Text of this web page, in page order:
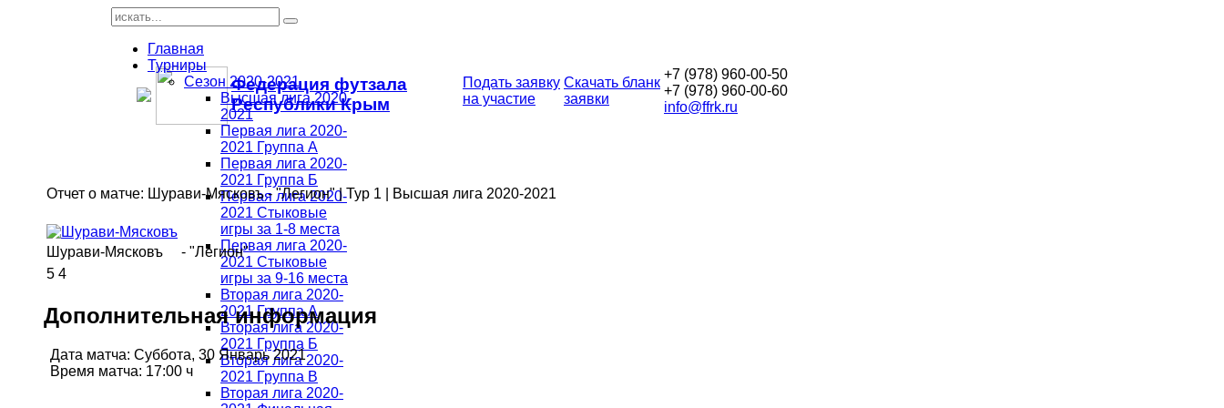
Главная
Турниры
Сезон 2020-2021
Высшая лига 2020-
2021
Первая лига 2020-
2021 Группа А
Первая лига 2020-
2021 Группа Б
Первая лига 2020-
2021 Стыковые
игры за 1-8 места
Первая лига 2020-
2021 Стыковые
игры за 9-16 места
Вторая лига 2020-
2021 Группа А
Вторая лига 2020-
2021 Группа Б
Вторая лига 2020-
2021 Группа В
Вторая лига 2020-
Федерация футзала
Республики Крым
Подать заявку
на участие
Скачать бланк
заявки
+7 (978) 960-00-50
+7 (978) 960-00-60
info@ffrk.ru
Отчет о матче: Шурави-Мясковъ - "Легион" | Тур 1 | Высшая лига 2020-2021
Шурави-Мясковъ - "Легион"
5 4
Дополнительная информация
Дата матча: Суббота, 30 Январь 2021
Время матча: 17:00 ч